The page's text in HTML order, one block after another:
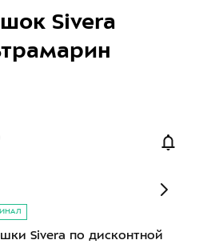
Sivera
Sivera по дисконтной